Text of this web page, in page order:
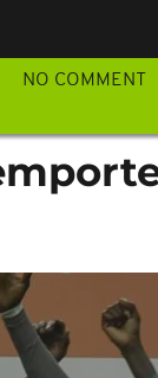
NO COMMENT